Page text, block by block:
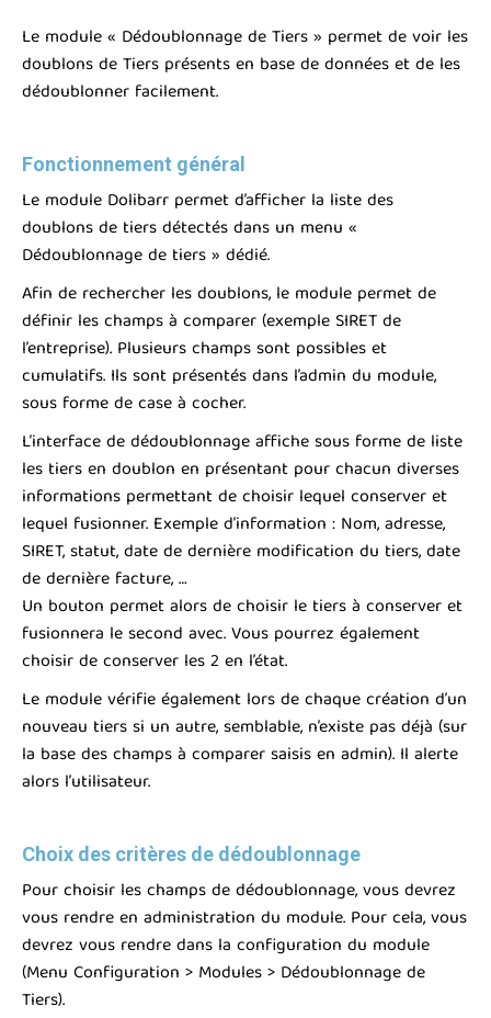
Le module « Dédoublonnage de Tiers » permet de voir les
doublons de Tiers présents en base de données et de les
dédoublonner facilement.
Fonctionnement général
Le module Dolibarr permet d’afficher la liste des
doublons de tiers détectés dans un menu «
Dédoublonnage de tiers » dédié.
Afin de rechercher les doublons, le module permet de
définir les champs à comparer (exemple SIRET de
l’entreprise). Plusieurs champs sont possibles et
cumulatifs. Ils sont présentés dans l’admin du module,
sous forme de case à cocher.
L’interface de dédoublonnage affiche sous forme de liste
les tiers en doublon en présentant pour chacun diverses
informations permettant de choisir lequel conserver et
lequel fusionner. Exemple d’information : Nom, adresse,
SIRET, statut, date de dernière modification du tiers, date
de dernière facture, …
Un bouton permet alors de choisir le tiers à conserver et
fusionnera le second avec. Vous pourrez également
choisir de conserver les 2 en l’état.
Le module vérifie également lors de chaque création d’un
nouveau tiers si un autre, semblable, n’existe pas déjà (sur
la base des champs à comparer saisis en admin). Il alerte
alors l’utilisateur.
Choix des critères de dédoublonnage
Pour choisir les champs de dédoublonnage, vous devrez
vous rendre en administration du module. Pour cela, vous
devrez vous rendre dans la configuration du module
(Menu Configuration > Modules > Dédoublonnage de
Tiers).